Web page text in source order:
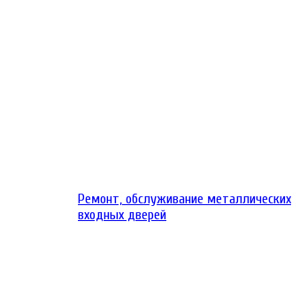
Ремонт, обслуживание металлических
входных дверей